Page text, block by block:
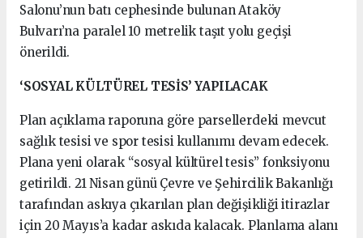
Salonu’nun batı cephesinde bulunan Ataköy
Bulvarı’na paralel 10 metrelik taşıt yolu geçişi
önerildi.
‘SOSYAL KÜLTÜREL TESİS’ YAPILACAK
Plan açıklama raporuna göre parsellerdeki mevcut
sağlık tesisi ve spor tesisi kullanımı devam edecek.
Plana yeni olarak “sosyal kültürel tesis” fonksiyonu
getirildi. 21 Nisan günü Çevre ve Şehircilik Bakanlığı
tarafından askıya çıkarılan plan değişikliği itirazlar
için 20 Mayıs’a kadar askıda kalacak. Planlama alanı